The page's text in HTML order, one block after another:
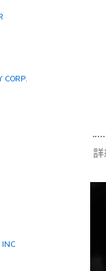
CORP.
INC